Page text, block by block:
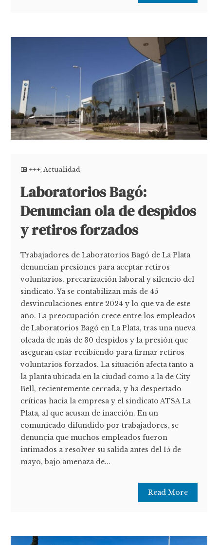
+++,Actualidad
Laboratorios Bagó:
Denuncian ola de despidos
y retiros forzados
Trabajadores de Laboratorios Bagó de La Plata
denuncian presiones para aceptar retiros
voluntarios, precarización laboral y silencio del
sindicato. Ya se contabilizan más de 45
desvinculaciones entre 2024 y lo que va de este
año. La preocupación crece entre los empleados
de Laboratorios Bagó en La Plata, tras una nueva
oleada de más de 30 despidos y la presión que
aseguran estar recibiendo para firmar retiros
voluntarios forzados. La situación afecta tanto a
la planta ubicada en la ciudad como a la de City
Bell, recientemente cerrada, y ha despertado
críticas hacia la empresa y el sindicato ATSA La
Plata, al que acusan de inacción. En un
comunicado difundido por trabajadores, se
denuncia que muchos empleados fueron
intimados a resolver su salida antes del 15 de
mayo, bajo amenaza de...
Read More